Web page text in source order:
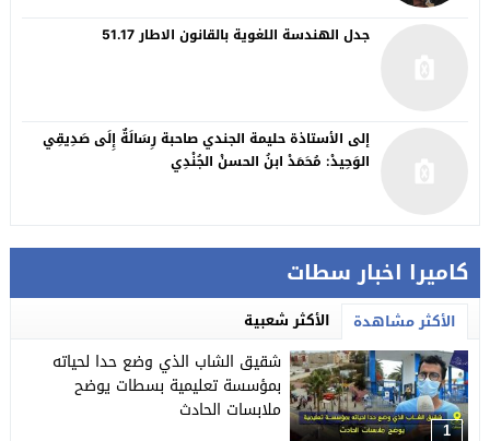
كاميرا اخبار سطات
الأكثر مشاهدة الأكثر شعبية
1
شقيق الشاب الذي وضع حدا لحياته
بمؤسسة تعليمية بسطات يوضح
ملابسات الحادث
جدل الهندسة اللغوية بالقانون الاطار 51.17
إلى الأستاذة حليمة الجندي صاحبة رِسَالَةٌ إِلَى صَدِيقِي
الوَحِيدْ: مُحَمَدْ ابنُ الحسنْ الجُنْدِي